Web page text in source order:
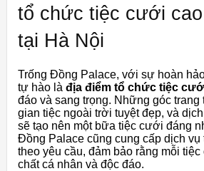
tổ chức tiệc cưới
tại Hà Nội
Trống Đồng Palace, với sự hoàn
tự hào là địa điểm tổ chức tiệc
đáo và sang trọng. Những góc trang
gian tiệc ngoài trời tuyệt đẹp, và
sẽ tạo nên một bữa tiệc cưới đáng
Đồng Palace cũng cung cấp dịch
theo yêu cầu, đảm bảo rằng mỗi
chất cá nhân và độc đáo.